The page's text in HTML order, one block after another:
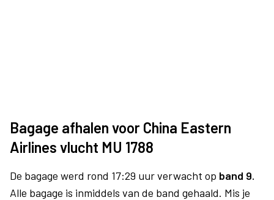
Bagage afhalen voor China Eastern
Airlines vlucht MU 1788
De bagage werd rond 17:29 uur verwacht op band 9.
Alle bagage is inmiddels van de band gehaald. Mis je